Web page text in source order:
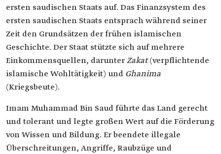
ersten saudischen Staats auf. Das Finanzsystem des
ersten saudischen Staats entsprach während seiner
Zeit den Grundsätzen der frühen islamischen
Geschichte. Der Staat stützte sich auf mehrere
Einkommensquellen, darunterZakat(verpflichtende
islamische Wohltätigkeit) und Ghanima
(Kriegsbeute).
Imam Muhammad Bin Saud führte das Land gerecht
und tolerant und legte großen Wert auf die Förderung
von Wissen und Bildung. Er beendete illegale
Überschreitungen, Angriffe, Raubzüge und